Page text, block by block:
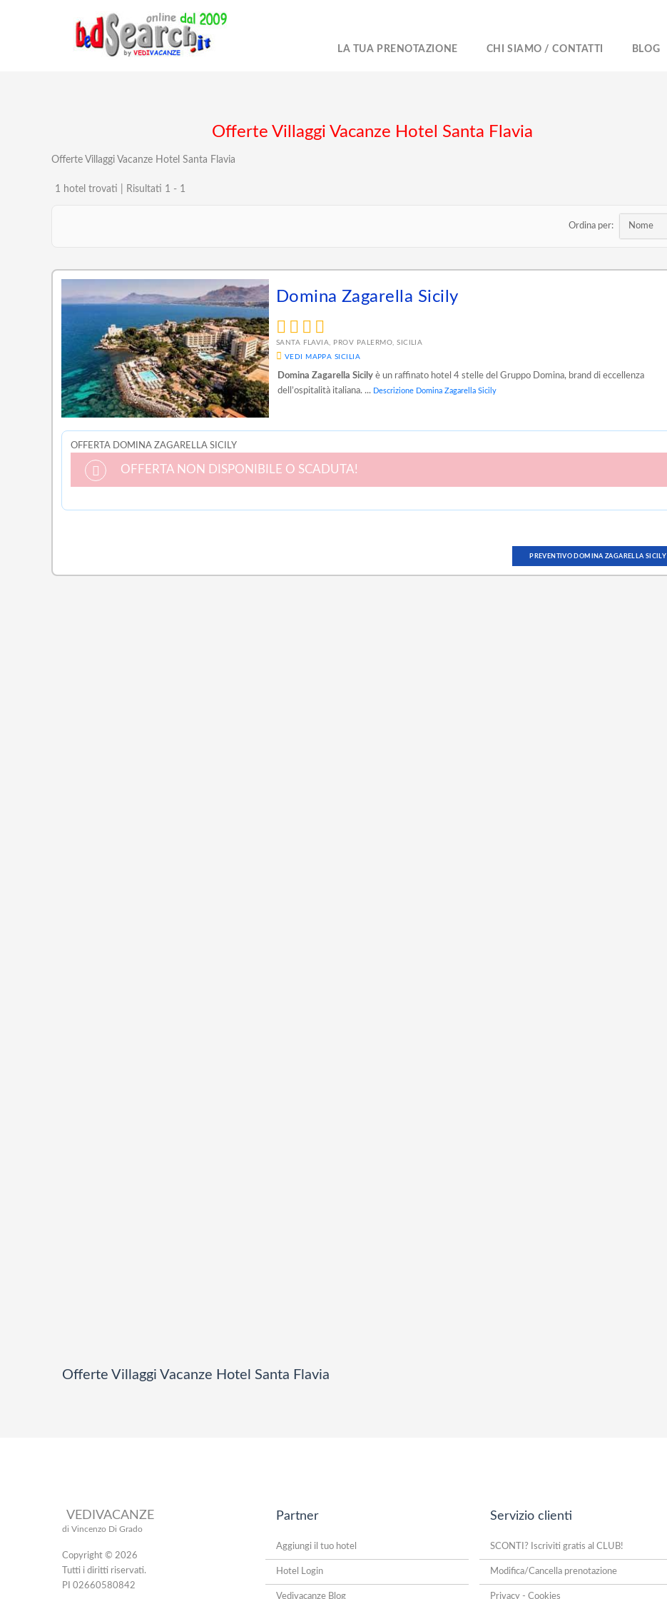
LA TUA PRENOTAZIONE CHI SIAMO / CONTATTI BLOG
Offerte Villaggi Vacanze Hotel Santa Flavia
Offerte Villaggi Vacanze Hotel Santa Flavia
1 hotel trovati | Risultati 1 - 1
Ordina per:
Domina Zagarella Sicily
SANTA FLAVIA, PROV PALERMO, SICILIA
VEDI MAPPA SICILIA
Domina Zagarella Sicilyè un raffinato hotel 4 stelle del Gruppo Domina, brand di eccellenza
dell’ospitalità italiana. ... Descrizione Domina Zagarella Sicily
OFFERTA DOMINA ZAGARELLA SICILY
OFFERTA NON DISPONIBILE O SCADUTA!
PREVENTIVO DOMINA ZAGARELLA SICILY
Offerte Villaggi Vacanze Hotel Santa Flavia
VEDIVACANZE
di Vincenzo Di Grado
Copyright © 2026
Tutti i diritti riservati.
PI 02660580842
Partner
Aggiungi il tuo hotel
Hotel Login
Vedivacanze Blog
Servizio clienti
SCONTI? Iscriviti gratis al CLUB!
Modifica/Cancella prenotazione
Privacy - Cookies